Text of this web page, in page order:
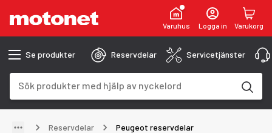
Varuhus Logga in Varukorg
Se produkter Reservdelar Servicetjänster
Reservdelar Peugeot reservdelar